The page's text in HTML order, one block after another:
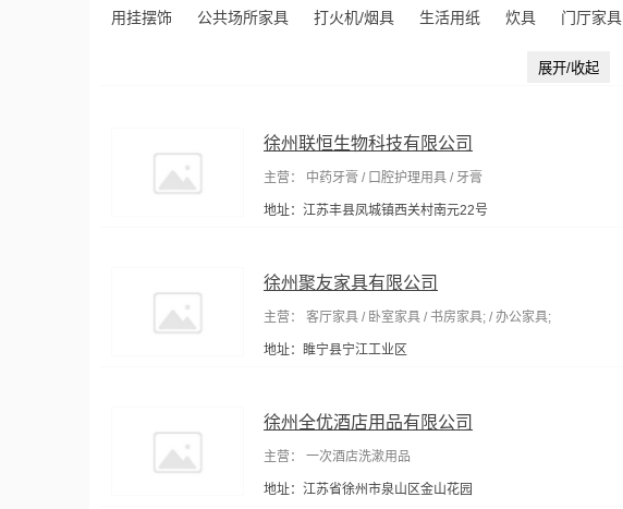
用挂摆饰
公共场所家具 打火机/烟具 生活用纸 炊具 门厅家具
展开/收起
徐州联恒生物科技有限公司
主营： 中药牙膏 / 口腔护理用具 / 牙膏
地址：江苏丰县凤城镇西关村南元22号
徐州聚友家具有限公司
主营： 客厅家具 / 卧室家具 / 书房家具; / 办公家具;
地址：睢宁县宁江工业区
徐州全优酒店用品有限公司
主营： 一次酒店洗漱用品
地址：江苏省徐州市泉山区金山花园